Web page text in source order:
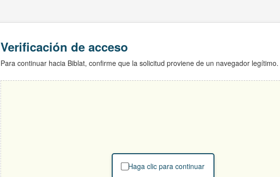
Verificación de acceso
Para continuar hacia Biblat, confirme que la solicitud proviene de un navegador legítimo.
Haga clic para continuar